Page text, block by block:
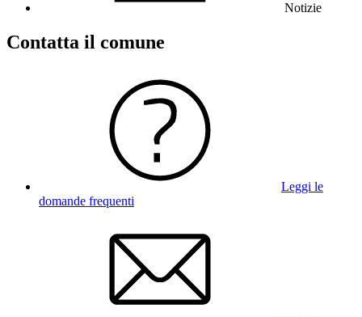
Notizie
Contatta il comune
Leggi le
domande frequenti